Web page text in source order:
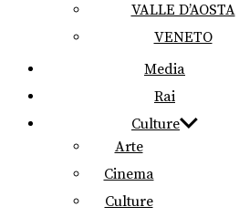
VALLE D’AOSTA
VENETO
Media
Rai
Culture
Arte
Cinema
Culture